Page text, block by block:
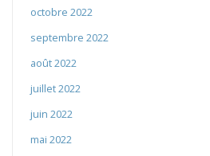
octobre 2022
septembre 2022
août 2022
juillet 2022
juin 2022
mai 2022